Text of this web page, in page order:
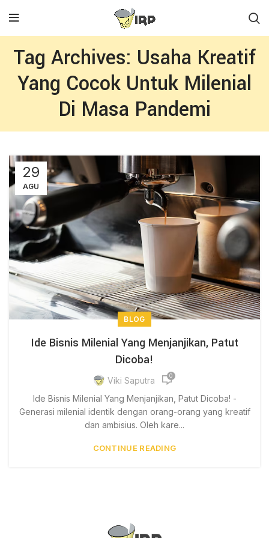
Tag Archives: Usaha Kreatif
Yang Cocok Untuk Milenial
Di Masa Pandemi
29
AGU
BLOG
Ide Bisnis Milenial Yang Menjanjikan, Patut
Dicoba!
Viki Saputra 0
Ide Bisnis Milenial Yang Menjanjikan, Patut Dicoba! -
Generasi milenial identik dengan orang-orang yang kreatif
dan ambisius. Oleh kare...
CONTINUE READING